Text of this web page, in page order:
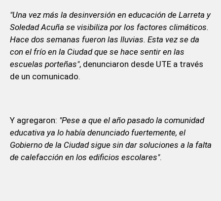
"Una vez más la desinversión en educación de Larreta y
Soledad Acuña se visibiliza por los factores climáticos.
Hace dos semanas fueron las lluvias. Esta vez se da
con el frío en la Ciudad que se hace sentir en las
escuelas porteñas", denunciaron desde UTE a través
de un comunicado.
Y agregaron: "Pese a que el año pasado la comunidad
educativa ya lo había denunciado fuertemente, el
Gobierno de la Ciudad sigue sin dar soluciones a la falta
de calefacción en los edificios escolares".